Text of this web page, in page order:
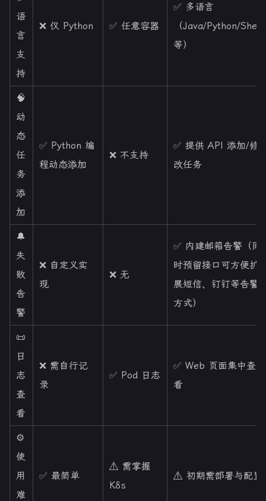
语
言
支
持
❌ 仅 Python ✅ 任意容器
✅ 多语言
（Java/Python/Shell
等）
🧠
动
态
任
务
添
加
✅ Python 编
程动态添加
❌ 不支持
✅ 提供 API 添加/修
改任务
🔔
失
败
告
警
❌ 自定义实
现
❌ 无
✅ 内建邮箱告警（同
时预留接口可方便扩
展短信、钉钉等告警
方式）
📜
日
志
查
看
❌ 需自行记
录
✅ Pod 日志
✅ Web 页面集中查
看
⚙️
使
用
难
✅ 最简单
⚠️ 需掌握
K8s
⚠️ 初期需部署与配置